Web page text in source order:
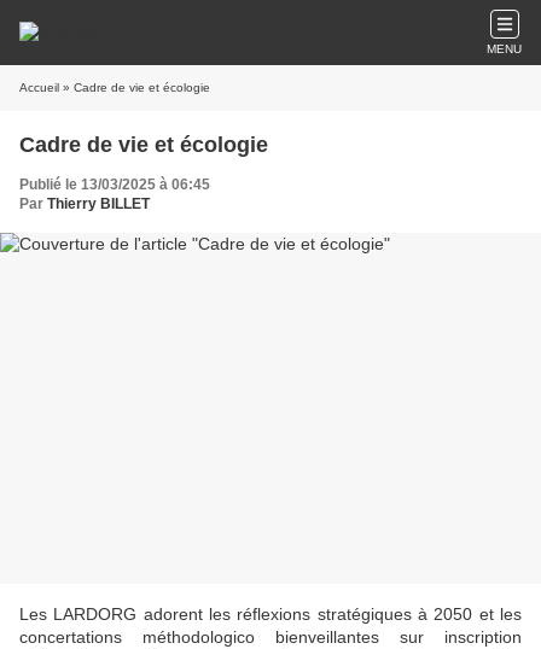
MENU
Accueil » Cadre de vie et écologie
Cadre de vie et écologie
Publié le 13/03/2025 à 06:45
Par Thierry BILLET
Les LARDORG adorent les réflexions stratégiques à 2050 et les
concertations méthodologico bienveillantes sur inscription